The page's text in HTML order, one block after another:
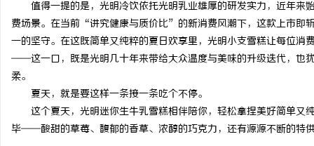
值得一提的是，光明冷饮依托光明乳业雄厚的研发实力，近年
费场景。在当前“讲究健康与质价比”的新消费风潮下，这款上市即
一的坚守。在这既简单又纯粹的夏日欢享里，光明小支雪糕让每位
——这一口，既是光明几十年来带给大众温度与美味的升级迭代，也
柔。
夏天，就是要这样一条接一条吃个不停。
这个夏天，光明迷你生牛乳雪糕相伴陪你，轻松拿捏美好简单
毕——酸甜的草莓、馥郁的香草、浓醇的巧克力，还有源源不断的特